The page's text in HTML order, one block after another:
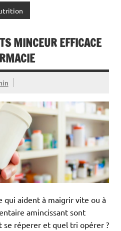
MINCEUR EFFICACE
qui aident à maigrir vite ou à
amincissant sont
se réperer et quel tri opérer ?